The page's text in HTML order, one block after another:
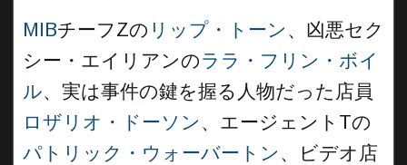
MIBチーフZの リップ・トーン 、凶悪セク
シー・エイリアンのララ・フリン・ボイ
ル、実は事件の鍵を握る人物だった店員
ロザリオ・ドーソン 、エージェントTの
パトリック・ウォーバートン 、ビデオ店